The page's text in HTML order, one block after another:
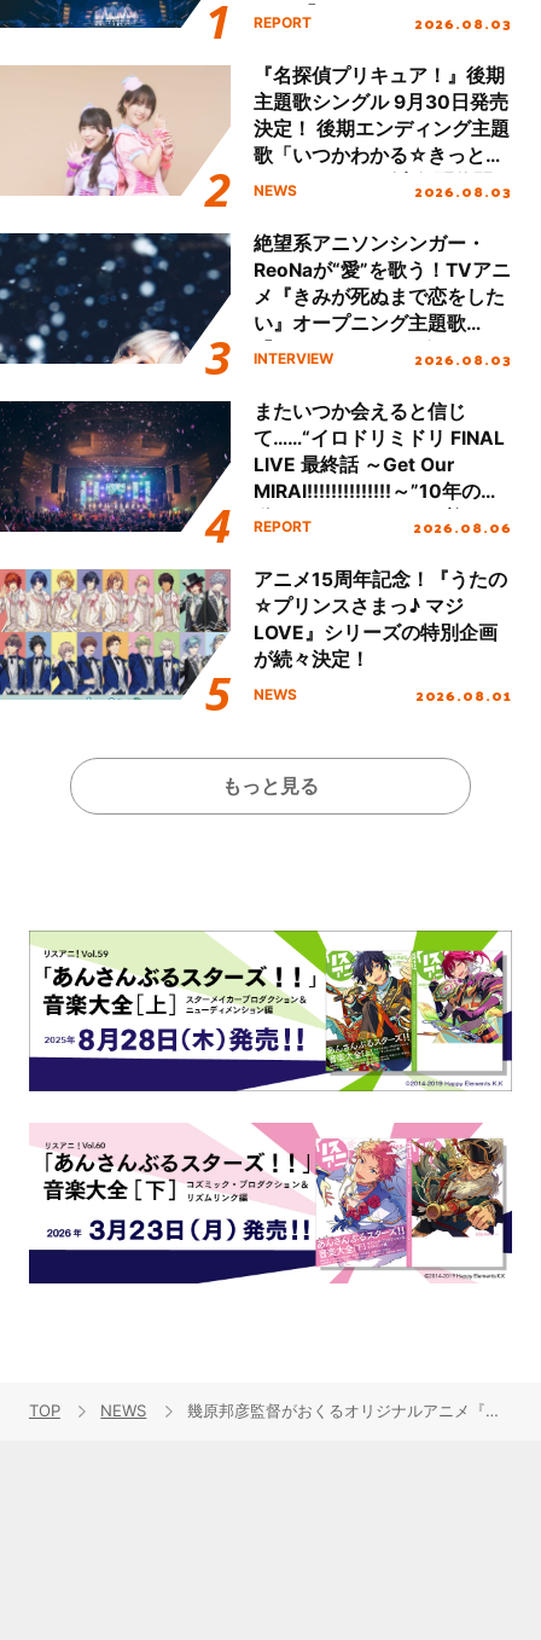
Final「NICE to meet YOU
ート!!
REPORT 2026.08.03
『名探偵プリキュア！』後期
主題歌シングル 9月30日発売
決定！ 後期エンディング主題
歌「いつかわかる☆きっとあ
える」TVサイズ先行配信開
NEWS 2026.08.03
絶望系アニソンシンガー・
ReoNaが“愛”を歌う！TVアニ
メ『きみが死ぬまで恋をした
い』オープニング主題歌
「Amore」インタビュー
INTERVIEW 2026.08.03
またいつか会えると信じ
て……“イロドリミドリ FINAL
LIVE 最終話 ～Get Our
MIRAI!!!!!!!!!!!!!!～”10年の活
動を経てファイナルを迎える
REPORT 2026.08.06
アニメ15周年記念！『うたの
☆プリンスさまっ♪ マジ
LOVE』シリーズの特別企画
が続々決定！
NEWS 2026.08.01
もっと見る
TOP NEWS 幾原邦彦監督がおくるオリジナルアニメ『輪るピングドラム』10周年プロジェクト始動！！